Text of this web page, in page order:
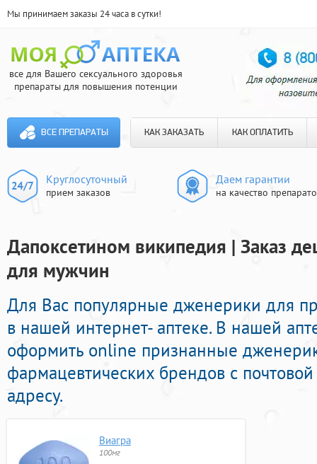
Мы принимаем заказы 24 часа в сутки!
все для Вашего сексуального здоровья
препараты для повышения потенции
ВСЕ ПРЕПАРАТЫ КАК ЗАКАЗАТЬ КАК ОПЛАТИТЬ
Круглосуточный
прием заказов
Даем гарантии
на качество
Дапоксетином википедия | Заказ
для мужчин
Для Вас популярные дженерики для
в нашей интернет- аптеке. В нашей
оформить online признанные
фармацевтических брендов с
адресу.
Виагра
100мг